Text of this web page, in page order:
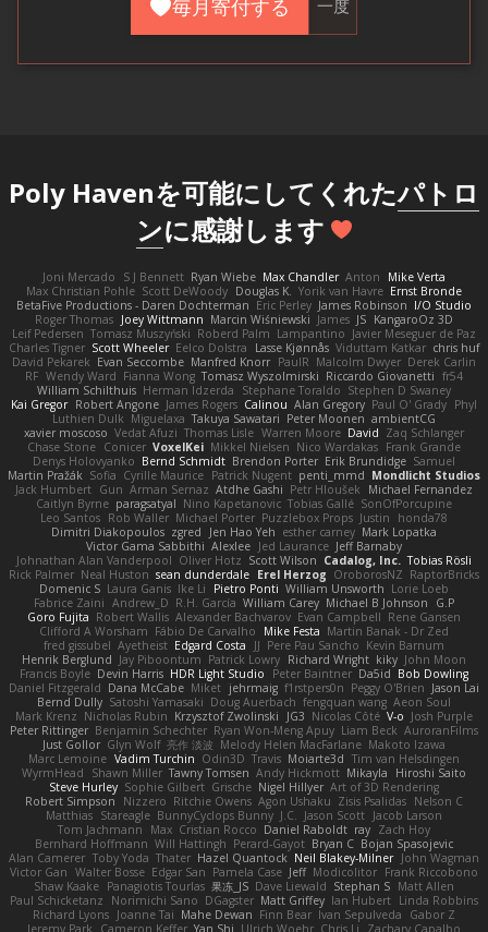
毎月寄付する 一度
Poly Havenを可能にしてくれたパトロ
ンに感謝します
Joni Mercado S J Bennett Ryan Wiebe Max Chandler Anton
Mike Verta
Max Christian Pohle Scott DeWoody Douglas K. Yorik van Havre Ernst Bronde
BetaFive Productions - Daren Dochterman Eric Perley James Robinson I/O Studio
Roger Thomas Joey Wittmann Marcin Wiśniewski James JS KangaroOz 3D
Leif Pedersen Tomasz Muszyński Roberd Palm Lampantino Javier Meseguer de Paz
Charles Tigner Scott Wheeler Eelco Dolstra Lasse Kjønnås Viduttam Katkar chris huf
David Pekarek Evan Seccombe Manfred Knorr PaulR Malcolm Dwyer Derek Carlin
RF Wendy Ward Fianna Wong Tomasz Wyszolmirski Riccardo Giovanetti fr54
William Schilthuis Herman Idzerda Stephane Toraldo Stephen D Swaney
Kai Gregor Robert Angone James Rogers Calinou Alan Gregory Paul O' Grady Phyl
Luthien Dulk Miguelaxa Takuya Sawatari Peter Moonen ambientCG
xavier moscoso Vedat Afuzi Thomas Lisle Warren Moore David Zaq Schlanger
Chase Stone Conicer VoxelKei Mikkel Nielsen Nico Wardakas Frank Grande
Denys Holovyanko Bernd Schmidt Brendon Porter Erik Brundidge Samuel
Martin Pražák Sofia Cyrille Maurice Patrick Nugent penti_mmd Mondlicht Studios
Jack Humbert Gun Arman Sernaz Atdhe Gashi Petr Hloušek
Michael Fernandez
Caitlyn Byrne paragsatyal Nino Kapetanovic Tobias Gallé SonOfPorcupine
Leo Santos Rob Waller Michael Porter Puzzlebox Props Justin
honda78
Dimitri Diakopoulos zgred Jen Hao Yeh esther carney Mark Lopatka
Victor Gama Sabbithi Alexlee Jed Laurance Jeff Barnaby
Johnathan Alan Vanderpool Oliver Hotz Scott Wilson Cadalog, Inc. Tobias Rösli
Rick Palmer Neal Huston sean dunderdale Erel Herzog OroborosNZ RaptorBricks
Domenic S Laura Ganis Ike Li Pietro Ponti William Unsworth Lorie Loeb
Fabrice Zaini Andrew_D R.H. García William Carey Michael B Johnson
G.P
Goro Fujita Robert Wallis Alexander Bachvarov Evan Campbell Rene Gansen
Clifford A Worsham Fábio De Carvalho Mike Festa Martin Banak - Dr Zed
fred gissubel Ayetheist Edgard Costa JJ Pere Pau Sancho Kevin Barnum
Henrik Berglund Jay Piboontum Patrick Lowry Richard Wright kiky John Moon
Francis Boyle Devin Harris HDR Light Studio Peter Baintner Da5id Bob Dowling
Daniel Fitzgerald Dana McCabe Miket jehrmaig f1rstpers0n Peggy O'Brien Jason Lai
Bernd Dully Satoshi Yamasaki Doug Auerbach fengquan wang Aeon Soul
Mark Krenz Nicholas Rubin Krzysztof Zwolinski JG3 Nicolas Côté V-o Josh Purple
Peter Rittinger Benjamin Schechter Ryan Won-Meng Apuy Liam Beck AuroranFilms
Just Gollor Glyn Wolf 亮作 淡波 Melody Helen MacFarlane Makoto Izawa
Marc Lemoine Vadim Turchin Odin3D Travis Moiarte3d Tim van Helsdingen
WyrmHead
Shawn Miller Tawny Tomsen Andy Hickmott Mikayla
Hiroshi Saito
Steve Hurley Sophie Gilbert Grische Nigel Hillyer Art of 3D Rendering
Robert Simpson
Nizzero Ritchie Owens Agon Ushaku Zisis Psalidas Nelson C
Matthias Stareagle BunnyCyclops Bunny J.C. Jason Scott Jacob Larson
Tom Jachmann
Max Cristian Rocco Daniel Raboldt ray Zach Hoy
Bernhard Hoffmann Will Hattingh Perard-Gayot Bryan C Bojan Spasojevic
Alan Camerer Toby Yoda Thater Hazel Quantock Neil Blakey-Milner John Wagman
Victor Gan Walter Bosse Edgar San Pamela Case Jeff Modicolitor Frank Riccobono
Shaw Kaake Panagiotis Tourlas 果冻_JS Dave Liewald Stephan S Matt Allen
Paul Schicketanz
Norimichi Sano DGagster Matt Griffey Ian Hubert Linda Robbins
Richard Lyons Joanne Tai Mahe Dewan Finn Bear Ivan Sepulveda
Gabor Z